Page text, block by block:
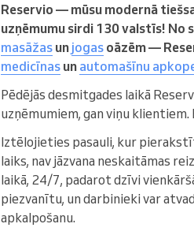
Reservio — mūsu modernā
uzņēmumu sirdi 130 valstīs! No
masāžas un jogas oāzēm —
medicīnas un automašīnu
Pēdējās desmitgades laikā
uzņēmumiem, gan viņu
Iztēlojieties pasauli, kur
laiks, nav jāzvana neskaitāmas
laikā, 24/7, padarot dzīvi
piezvanītu, un darbinieki var
apkalpošanu.